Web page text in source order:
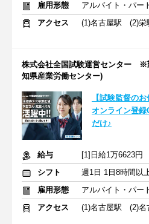
雇用形態
アルバイト・パー
アクセス
(1)名古屋駅 (2)栄
株式会社全国試験運営センター ※
知県産業労働センター)
【試験監督の
オンライン登
だけ♪
給与
シフト
週1日 1日8時間以
雇用形態
アルバイト・パー
アクセス
(1)名古屋駅 (2)名